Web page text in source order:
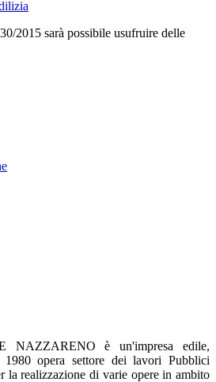
2015 sarà possibile usufruire delle
NAZZARENO è un'impresa edile,
1980 opera settore dei lavori Pubblici
la realizzazione di varie opere in ambito